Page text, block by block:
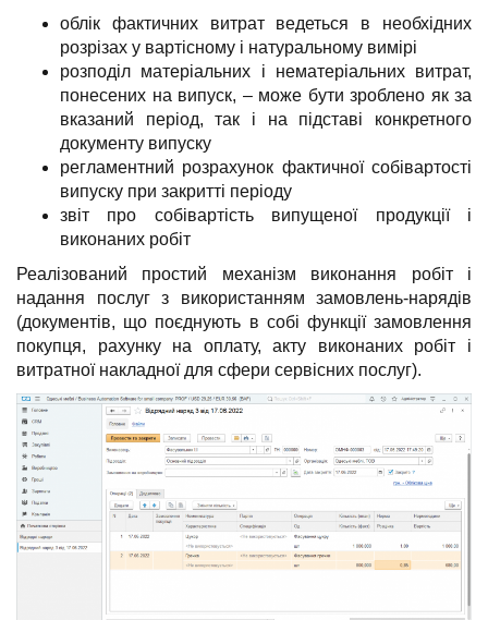
облік фактичних витрат ведеться в необхідних
розрізах у вартісному і натуральному вимірі
розподіл матеріальних і нематеріальних витрат,
понесених на випуск, – може бути зроблено як за
вказаний період, так і на підставі конкретного
документу випуску
регламентний розрахунок фактичної собівартості
випуску при закритті періоду
звіт про собівартість випущеної продукції і
виконаних робіт
Реалізований простий механізм виконання робіт і
надання послуг з використанням замовлень-нарядів
(документів, що поєднують в собі функції замовлення
покупця, рахунку на оплату, акту виконаних робіт і
витратної накладної для сфери сервісних послуг).